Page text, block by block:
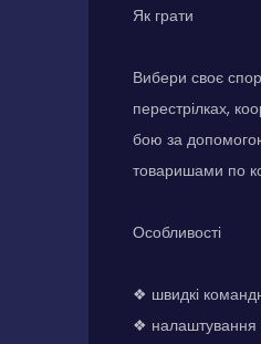
Як грати
Вибери своє
перестрілках,
бою за
товаришами по
Особливості
❖ швидкі
❖ налаштування